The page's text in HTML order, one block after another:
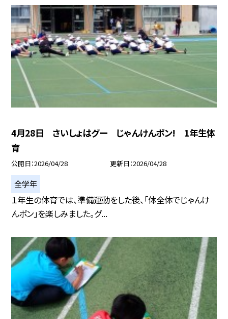
4月28日 さいしょはグー じゃんけんポン! 1年生体
育
公開日 2026/04/28 更新日 2026/04/28
全学年
１年生の体育では、準備運動をした後、「体全体でじゃんけ
んポン」を楽しみました。グ...